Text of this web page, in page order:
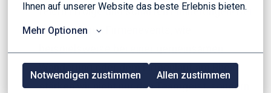
Ihnen auf unserer Website das beste Erlebnis bieten.
Mehr Optionen
Notwendigen zustimmen Allen zustimmen
feiern Erfolge und schaffen Erinnerungen! Bei
regelmäßigen Firmenevents, wie
Wanderung oder dem Firmenlauf am Rhein
stärken wir nicht nur den Teamgeist, sondern